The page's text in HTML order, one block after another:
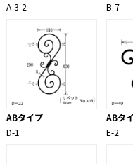
A-3-2 B-7
ABタイプ
D-1
ABタ
E-2